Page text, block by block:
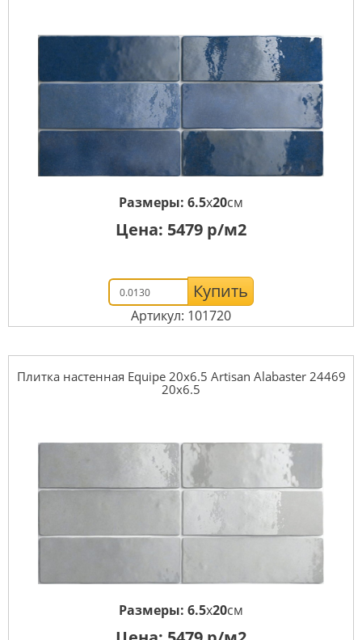
Размеры: 6.5x20см
Цена: 5479 р/м2
Купить
Артикул: 101720
Плитка настенная Equipe 20x6.5 Artisan Alabaster 24469
20x6.5
Размеры: 6.5x20см